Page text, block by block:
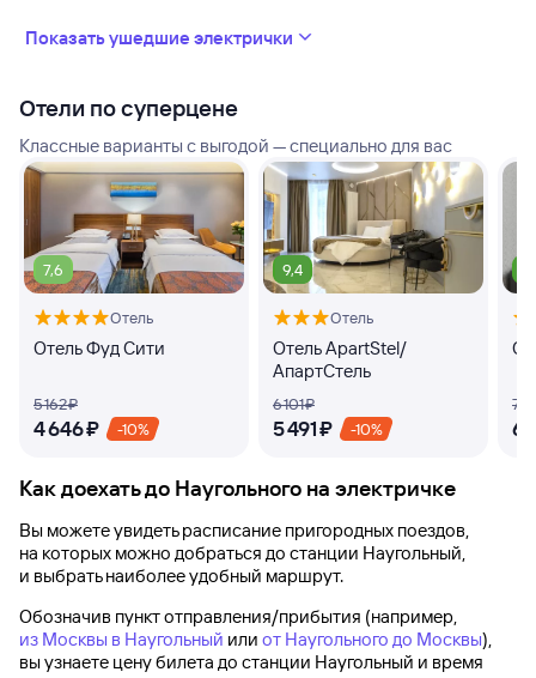
Показать ушедшие электрички
Отели по суперцене
Классные варианты с выгодой — специально для вас
7,6
Отель
Отель Фуд Сити
5 ⁠162 ⁠₽
4 ⁠646 ⁠₽ -10%
9,4
Отель
Отель ApartStel/
АпартСтель
6 ⁠101 ⁠₽
5 ⁠491 ⁠₽ -10%
7
6
Как доехать до Наугольного на электричке
Вы можете увидеть расписание пригородных поездов,
на которых можно добраться до станции Наугольный,
и выбрать наиболее удобный маршрут.
Обозначив пункт отправления/прибытия (например,
из Москвы в Наугольный или от Наугольного до Москвы),
вы узнаете цену билета до станции Наугольный и время